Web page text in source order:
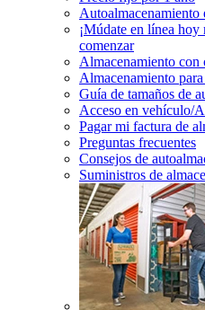
Autoalmacenamiento
¡Múdate en línea hoy
comenzar
Almacenamiento con
Almacenamiento
Guía de tamaños de
Acceso en vehículo/
Pagar mi factura de
Preguntas frecuentes
Consejos de
Suministros de